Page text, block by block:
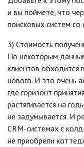
и вы поймете, что
поисковых систем со
3) Стоимость
По некоторым
клиентов обходится
нового. И это очень
где горизонт
растягивается на
не задумывается. И
CRM-системах с
не приобрели